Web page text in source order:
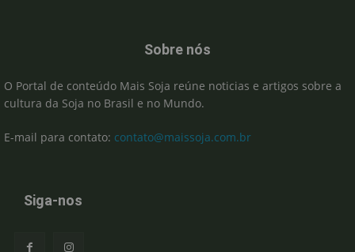
Sobre nós
O Portal de conteúdo Mais Soja reúne noticias e artigos sobre a
cultura da Soja no Brasil e no Mundo.
E-mail para contato: contato@maissoja.com.br
Siga-nos